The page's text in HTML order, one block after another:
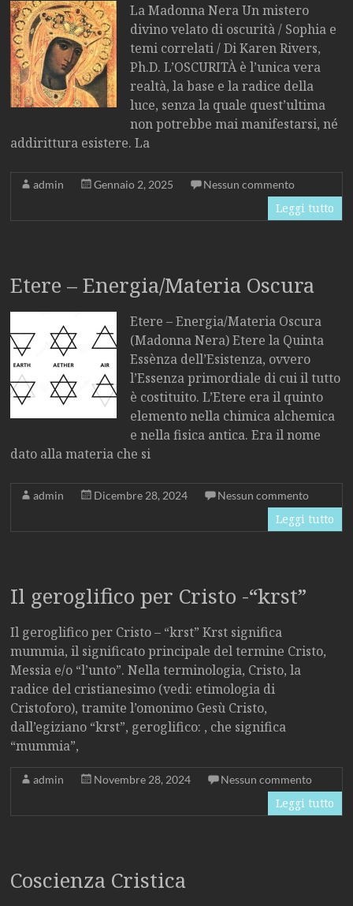
La Madonna Nera Un mistero
divino velato di oscurità / Sophia e
temi correlati / Di Karen Rivers,
Ph.D. L’OSCURITÀ è l’unica vera
realtà, la base e la radice della
luce, senza la quale quest’ultima
non potrebbe mai manifestarsi, né
addirittura esistere. La
admin Gennaio 2, 2025 Nessun commento
Leggi tutto
Etere – Energia/Materia Oscura
Etere – Energia/Materia Oscura
(Madonna Nera) Etere la Quinta
Essènza dell’Esistenza, ovvero
l’Essenza primordiale di cui il tutto
è costituito. L’Etere era il quinto
elemento nella chimica alchemica
e nella fisica antica. Era il nome
dato alla materia che si
admin Dicembre 28, 2024 Nessun commento
Leggi tutto
Il geroglifico per Cristo -“krst”
Il geroglifico per Cristo – “krst” Krst significa
mummia, il significato principale del termine Cristo,
Messia e/o “l’unto”. Nella terminologia, Cristo, la
radice del cristianesimo (vedi: etimologia di
Cristoforo), tramite l’omonimo Gesù Cristo,
dall’egiziano “krst”, geroglifico: , che significa
“mummia”,
admin Novembre 28, 2024 Nessun commento
Leggi tutto
Coscienza Cristica